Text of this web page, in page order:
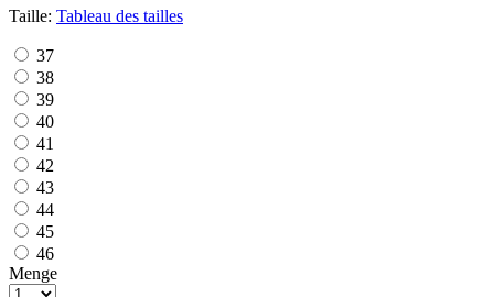
Taille: Tableau des tailles
37
38
39
40
41
42
43
44
45
46
Menge